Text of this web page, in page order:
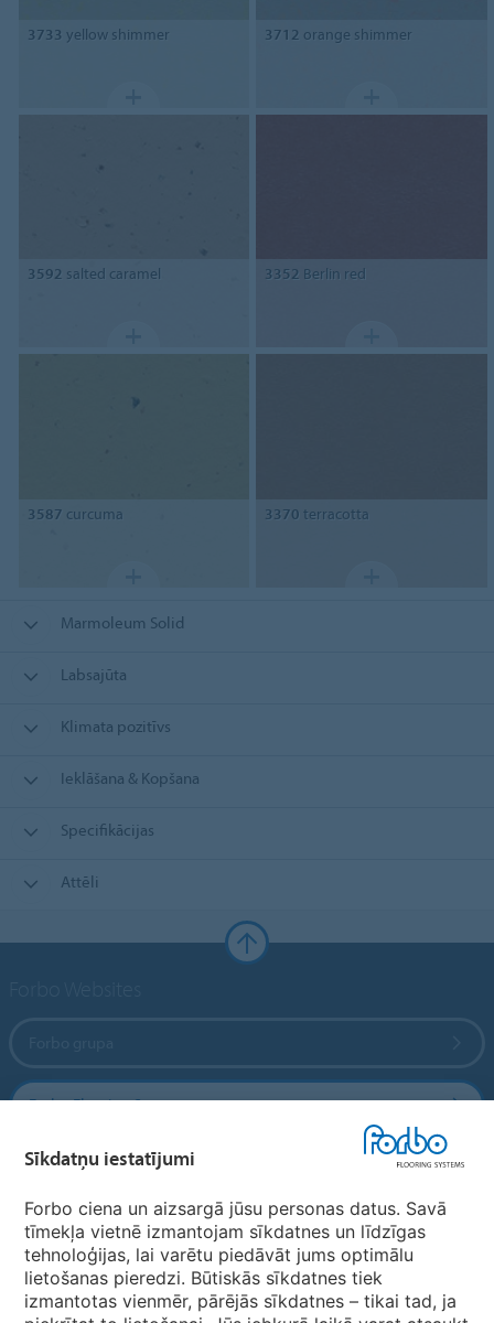
3733 yellow shimmer 3712 orange shimmer
3592 salted caramel 3352 Berlin red
3587 curcuma 3370 terracotta
Marmoleum Solid
Labsajūta
Klimata pozitīvs
Ieklāšana & Kopšana
Specifikācijas
Attēli
Forbo Flooring Systems
Forbo Movement Systems
Valstu mājas lapas
Izvēlēties valsti
Sīkdatņu iestatījumi
Forbo ciena un aizsargā jūsu personas datus. Savā
tīmekļa vietnē izmantojam sīkdatnes un līdzīgas
tehnoloģijas, lai varētu piedāvāt jums optimālu
lietošanas pieredzi. Būtiskās sīkdatnes tiek
izmantotas vienmēr, pārējās sīkdatnes – tikai tad, ja